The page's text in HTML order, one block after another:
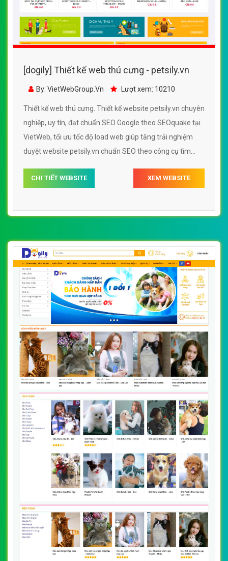
[dogily] Thiết kế web thú cưng - petsily.vn
By: VietWebGroup.Vn Lượt xem: 10210
Thiết kế web thú cưng. Thiết kế website petsily.vn chuyên
nghiệp, uy tín, đạt chuẩn SEO Google theo SEOquake tại
VietWeb, tối ưu tốc độ load web giúp tăng trải nghiệm
duyệt website petsily.vn chuẩn SEO theo công cụ tìm
CHI TIẾT WEBSITE XEM WEBSITE